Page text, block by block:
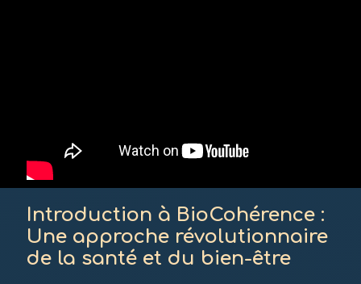
Introduction à BioCohérence :
Une approche révolutionnaire
de la santé et du bien-être